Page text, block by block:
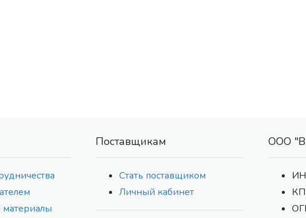
Поставщикам
Стать поставщиком
Личный кабинет
ООО